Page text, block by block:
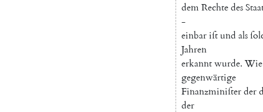
demRechtedes
-
einbariſtund als
Jahren
erkanntwurde. Wie
gegenwärtige
Finanzminiſterder
der